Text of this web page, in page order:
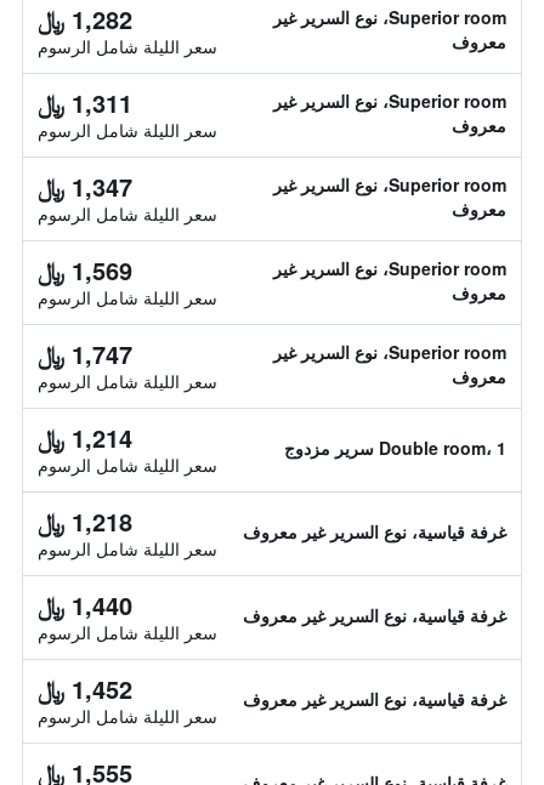
Superior room، نوع السرير غير
معروف
1,282 ﷼
سعر الليلة شامل الرسوم
Superior room، نوع السرير غير
معروف
1,311 ﷼
سعر الليلة شامل الرسوم
Superior room، نوع السرير غير
معروف
1,347 ﷼
سعر الليلة شامل الرسوم
Superior room، نوع السرير غير
معروف
1,569 ﷼
سعر الليلة شامل الرسوم
Superior room، نوع السرير غير
معروف
1,747 ﷼
سعر الليلة شامل الرسوم
Double room، 1 سرير مزدوج 1,214 ﷼
سعر الليلة شامل الرسوم
غرفة قياسية، نوع السرير غير معروف 1,218 ﷼
سعر الليلة شامل الرسوم
غرفة قياسية، نوع السرير غير معروف 1,440 ﷼
سعر الليلة شامل الرسوم
غرفة قياسية، نوع السرير غير معروف 1,452 ﷼
سعر الليلة شامل الرسوم
1,555 ﷼